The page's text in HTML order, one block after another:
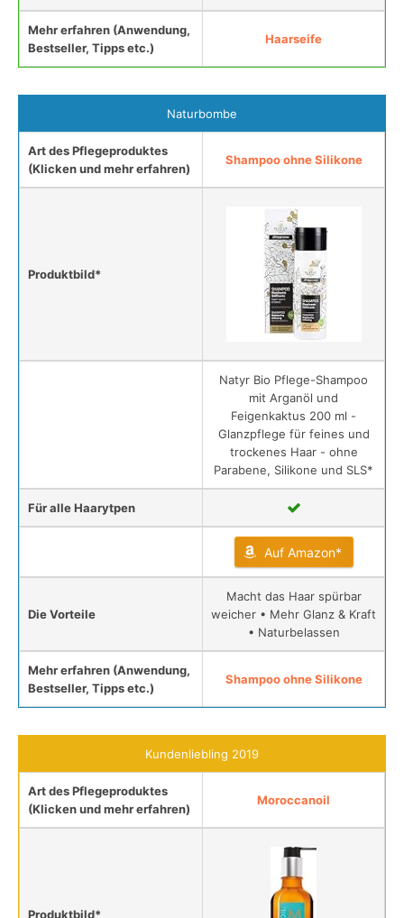
Mehr erfahren (Anwendung,
Bestseller, Tipps etc.)
Haarseife
Naturbombe
Art des Pflegeproduktes
(Klicken und mehr erfahren)
Shampoo ohne Silikone
Produktbild*
Natyr Bio Pflege-Shampoo
mit Arganöl und
Feigenkaktus 200 ml -
Glanzpflege für feines und
trockenes Haar - ohne
Parabene, Silikone und SLS*
Für alle Haarytpen
Auf Amazon*
Die Vorteile
Macht das Haar spürbar
weicher • Mehr Glanz & Kraft
• Naturbelassen
Mehr erfahren (Anwendung,
Bestseller, Tipps etc.)
Shampoo ohne Silikone
Kundenliebling 2019
Art des Pflegeproduktes
(Klicken und mehr erfahren)
Moroccanoil
Produktbild*